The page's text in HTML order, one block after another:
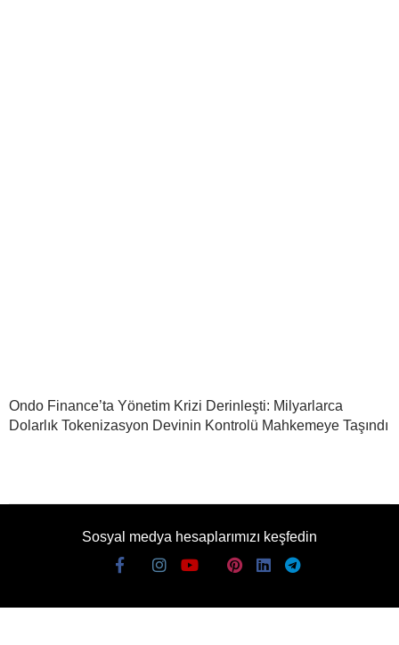
Ondo Finance’ta Yönetim Krizi Derinleşti: Milyarlarca
Dolarlık Tokenizasyon Devinin Kontrolü Mahkemeye Taşındı
Sosyal medya hesaplarımızı keşfedin